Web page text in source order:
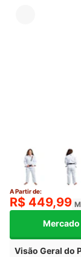
A Partir de:
R$ 449,99
Visão Geral do